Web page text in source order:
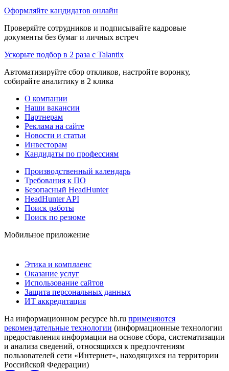
Оформляйте кандидатов онлайн
Проверяйте сотрудников и подписывайте кадровые
документы без бумаг и личных встреч
Ускорьте подбор в 2 раза с Talantix
Автоматизируйте сбор откликов, настройте воронку,
собирайте аналитику в 2 клика
О компании
Наши вакансии
Партнерам
Реклама на сайте
Новости и статьи
Инвесторам
Кандидаты по профессиям
Производственный календарь
Требования к ПО
Безопасный HeadHunter
HeadHunter API
Поиск работы
Поиск по резюме
Мобильное приложение
Этика и комплаенс
Оказание услуг
Использование сайтов
Защита персональных данных
ИТ аккредитация
На информационном ресурсе hh.ru применяются
рекомендательные технологии (информационные технологии
предоставления информации на основе сбора, систематизации
и анализа сведений, относящихся к предпочтениям
пользователей сети «Интернет», находящихся на территории
Российской Федерации)